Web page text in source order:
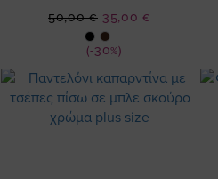
(-30%)
Ειδική
Τιμή
35,00 €
50,00 €